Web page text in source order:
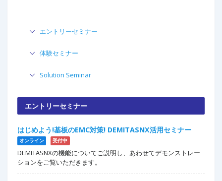
エントリーセミナー
体験セミナー
Solution Seminar
エントリーセミナー
はじめよう!基板のEMC対策! DEMITASNX活用セミナー
オンライン 受付中
DEMITASNXの機能についてご説明し、あわせてデモンストレー
ションをご覧いただきます。